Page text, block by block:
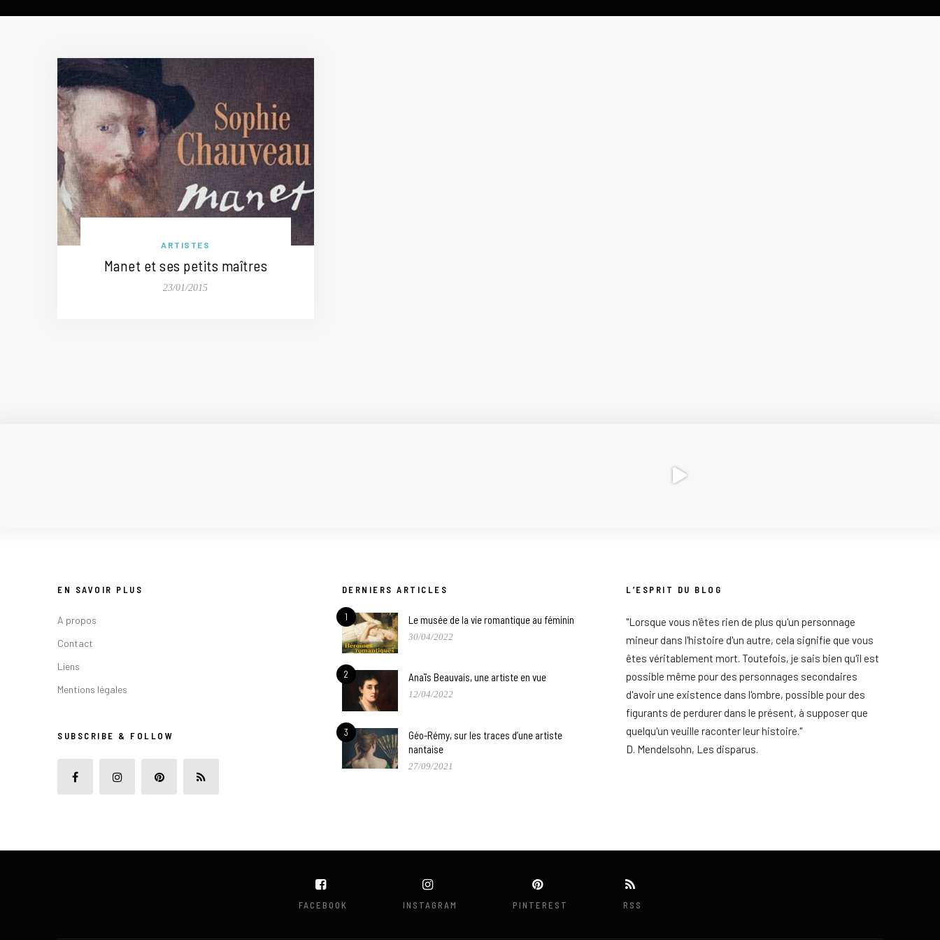
ARTISTES
Manet et ses petits maîtres
23/01/2015
EN SAVOIR PLUS
A propos
Contact
Liens
Mentions légales
SUBSCRIBE & FOLLOW
DERNIERS ARTICLES
1 Le musée de la vie romantique au féminin
30/04/2022
2 Anaïs Beauvais, une artiste en vue
12/04/2022
3
Géo-Rémy, sur les traces d’une artiste
nantaise
27/09/2021
L’ESPRIT DU BLOG
"Lorsque vous n'êtes rien de plus qu'un personnage
mineur dans l'histoire d'un autre, cela signifie que vous
êtes véritablement mort. Toutefois, je sais bien qu'il est
possible même pour des personnages secondaires
d'avoir une existence dans l'ombre, possible pour des
figurants de perdurer dans le présent, à supposer que
quelqu'un veuille raconter leur histoire."
D. Mendelsohn, Les disparus.
FACEBOOK INSTAGRAM PINTEREST RSS